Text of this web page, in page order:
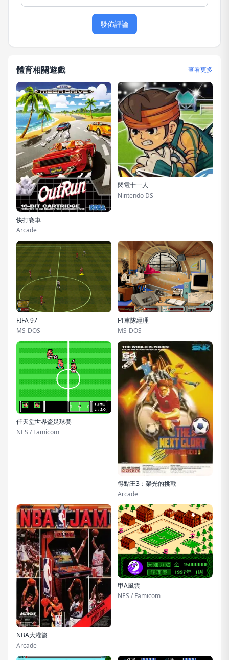
發佈評論
體育相關遊戲 查看更多
快打賽車
Arcade
閃電十一人
Nintendo DS
FIFA 97
MS-DOS
F1車隊經理
MS-DOS
任天堂世界盃足球賽
NES / Famicom
得點王3：榮光的挑戰
Arcade
NBA大灌籃
Arcade
甲A風雲
NES / Famicom